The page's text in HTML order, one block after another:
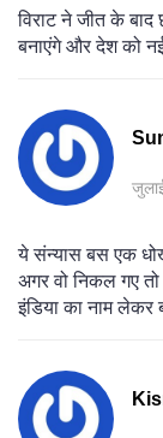
विराट ने जीत के बाद
बनाएंगे और देश को
ये संन्यास बस एक
अगर वो निकल गए तो
इंडिया का नाम लेकर